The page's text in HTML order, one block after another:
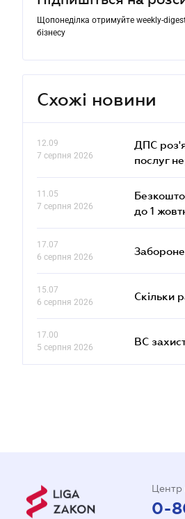
Щопонеділка отримуйте weekly-
бізнесу
Схожі новини
12.09
7 серпня 2026
ДПС
послуг
11.05
7 серпня 2026
до 1
17.07
6 серпня 2026
15.07
6 серпня 2026
Скільки
17.00
5 серпня 2026
ВС
Центр
0-